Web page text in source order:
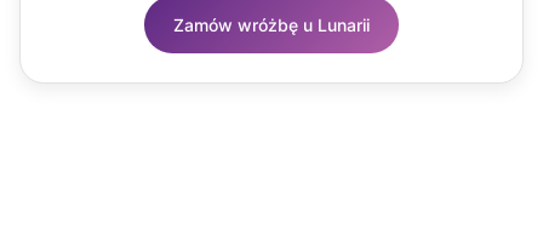
Zamów wróżbę u Lunarii